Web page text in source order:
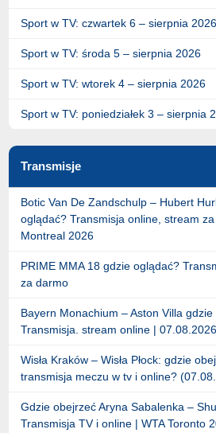
Sport w TV: czwartek 6 – sierpnia 2026
Sport w TV: środa 5 – sierpnia 2026
Sport w TV: wtorek 4 – sierpnia 2026
Sport w TV: poniedziałek 3 – sierpnia
Transmisje
Botic Van De Zandschulp – Hubert
oglądać? Transmisja online, stream
Montreal 2026
PRIME MMA 18 gdzie oglądać?
za darmo
Bayern Monachium – Aston Villa
Transmisja. stream online | 07.08.2026
Wisła Kraków – Wisła Płock: gdzie
transmisja meczu w tv i online?
Gdzie obejrzeć Aryna Sabalenka –
Transmisja TV i online | WTA Toronto